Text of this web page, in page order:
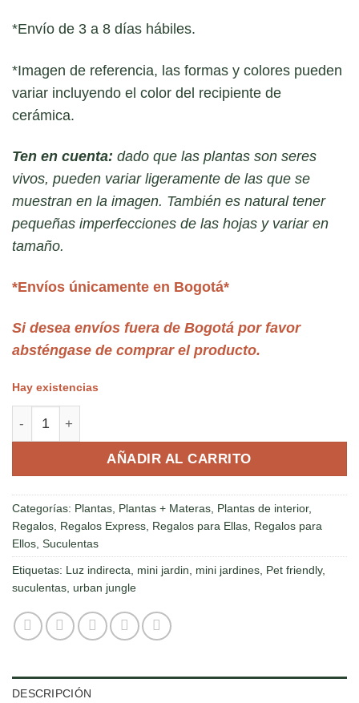
*Envío de 3 a 8 días hábiles.
*Imagen de referencia, las formas y colores pueden
variar incluyendo el color del recipiente de
cerámica.
Ten en cuenta: dado que las plantas son seres
vivos, pueden variar ligeramente de las que se
muestran en la imagen. También es natural tener
pequeñas imperfecciones de las hojas y variar en
tamaño.
*Envíos únicamente en Bogotá*
Si desea envíos fuera de Bogotá por favor
absténgase de comprar el producto.
Hay existencias
AÑADIR AL CARRITO
Categorías: Plantas Plantas + Materas Plantas de interior,
Regalos Regalos Express Regalos para Ellas Regalos para
Ellos Suculentas
Etiquetas: Luz indirecta mini jardin mini jardines Pet friendly,
suculentas urban jungle
DESCRIPCIÓN